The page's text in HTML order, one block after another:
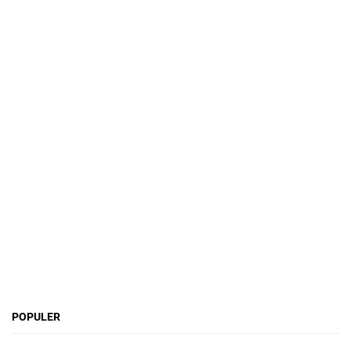
POPULER